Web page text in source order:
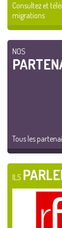
Consultez et
migrations
NOS
Tous les
ILS